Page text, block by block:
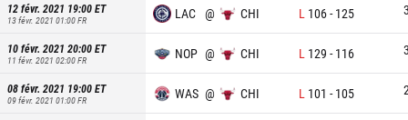
12 févr. 2021 19:00ET
13 févr. 2021 01:00FR LAC @ CHI L 106- 125
10 févr. 2021 20:00ET
11 févr. 2021 02:00FR NOP @ CHI L 129 - 116
08 févr. 2021 19:00ET
09 févr. 2021 01:00FR WAS @ CHI L 101 - 105